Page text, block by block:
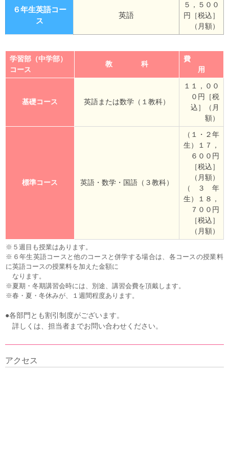
６年生英語コー
ス
英語
５，５００
円［税込］
（月額）
学習部（中学部）
コース
教 科
費
用
基礎コース 英語または数学（１教科）
１１，００
０円［税
込］（月
額）
標準コース 英語・数学・国語（３教科）
（１・２年
生）１７，
６００円
［税込］
（月額）
（ ３ 年
生）１８，
７００円
［税込］
（月額）
※５週目も授業はあります。
※６年生英語コースと他のコースと併学する場合は、各コースの授業料
に英語コースの授業料を加えた金額に
なります。
※夏期・冬期講習会時には、別途、講習会費を頂戴します。
※春・夏・冬休みが、１週間程度あります。
●各部門とも割引制度がございます。
詳しくは、担当者までお問い合わせください。
アクセス